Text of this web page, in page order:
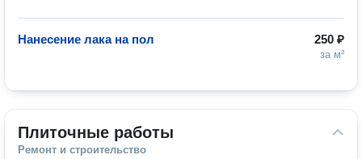
250 ₽
за м²
Нанесение лака на пол
Плиточные работы
Ремонт и строительство